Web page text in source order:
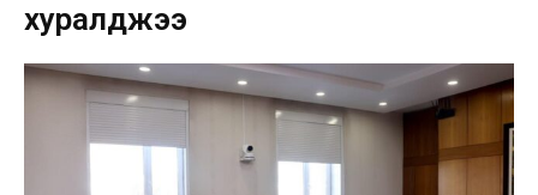
хуралджээ